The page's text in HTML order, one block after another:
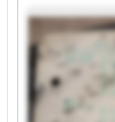
Medien GmbH
Druck & Medien
GmbH TDM Druck
Medien GmbH TDM
Druck & Medien
GmbH TDM Druck
Medien GmbH
Druck & Medien
GmbH